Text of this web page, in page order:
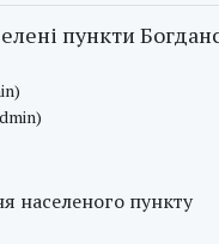
пункти
населеного пункту